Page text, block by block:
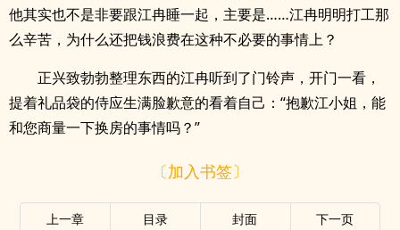
他其实也不是非要跟江冉睡一起，主要是……江冉明明打工那
么辛苦，为什么还把钱浪费在这种不必要的事情上？
正兴致勃勃整理东西的江冉听到了门铃声，开门一看，
提着礼品袋的侍应生满脸歉意的看着自己：“抱歉江小姐，能
和您商量一下换房的事情吗？”
〔加入书签〕
上一章 目录 封面 下一页